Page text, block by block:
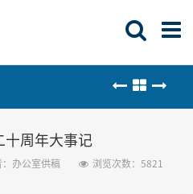
十周年大事记
：办公室供稿 浏览次数： 5821